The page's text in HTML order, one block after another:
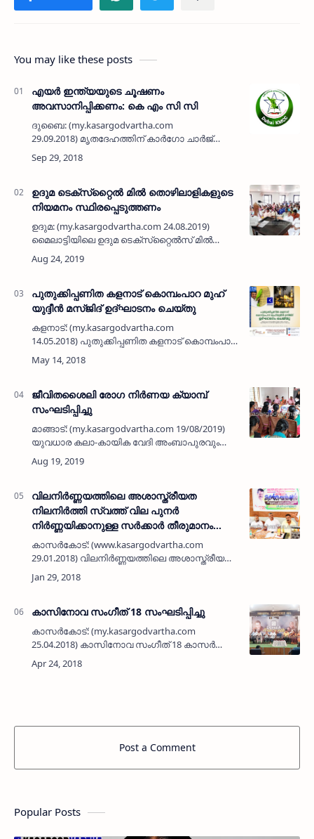
You may like these posts
എയര്‍ ഇന്ത്യയുടെ ചൂഷണം
അവസാനിപ്പിക്കണം: കെ എം സി സി
ദുബൈ: (my.kasargodvartha.com
29.09.2018) മൃതദേഹത്തിന് കാര്‍ഗോ ചാര്‍ജ്
ഇരട്ടിയായി വര്‍ദ്ധിപ്പിച്ചു കൊണ്ട് എയര്‍ ഇന്ത്യ
പ്രവാസികളെ കൊള്ളയടിക്കുകയാണെന്നും ഈ
ഉദുമ ടെക്‌സ്‌റ്റൈല്‍ മില്‍ തൊഴിലാളികളുടെ
നിയമനം സ്ഥിരപ്പെടുത്തണം
ഉദുമ: (my.kasargodvartha.com 24.08.2019)
മൈലാട്ടിയിലെ ഉദുമ ടെക്‌സ്‌റ്റൈല്‍സ് മില്‍
തൊഴിലാളികളുടെ നിയമനം
സ്ഥിരപ്പെടുത്തണമെന്ന് സിഐടിയു ഉദുമ
തൊഴിലാളികള…
പുതുക്കിപ്പണിത കളനാട് കൊമ്പംപാറ മുഹ്
യുദ്ദീന്‍ മസ്ജിദ് ഉദ്ഘാടനം ചെയ്തു
കളനാട്: (my.kasargodvartha.com
14.05.2018) പുതുക്കിപ്പണിത കളനാട് കൊമ്പംപാറ
മുഹ് യുദ്ദീന്‍ മസ്ജിദ് ഉദ്ഘാടനം ചെയ്തു.
തിങ്കളാ്ച ളുഹ്‌റ് നിസ്‌കാരത്തിനു നേതൃത്വം
ജീവിതശൈലി രോഗ നിര്‍ണയ ക്യാമ്പ്
സംഘടിപ്പിച്ചു
മാങ്ങാട്: (my.kasargodvartha.com 19/08/2019)
യുവധാര കലാ-കായിക വേദി അംബാപുരവും
ജില്ലാ ആശുപത്രിയുടെ സഞ്ചരിക്കുന്ന ജീവിത
ശൈലി നിര്‍ണയ ക്ലിനിക്, കുടുംബാരോഗ്യ
വിലനിര്‍ണ്ണയത്തിലെ അശാസ്ത്രീയത
നിലനിര്‍ത്തി സ്വത്ത് വില പുനര്‍
നിര്‍ണ്ണയിക്കാനുള്ള സര്‍ക്കാര്‍ തീരുമാനം
പ്രതിഷേധാര്‍ഹം: റിയല്‍ എസ്റ്റേറ്റ്
ഏജന്‍സീസ് അസോസിയേഷന്‍
കാസര്‍കോട്: (www.kasargodvartha.com
29.01.2018) വിലനിര്‍ണ്ണയത്തിലെ അശാസ്ത്രീയത
നിലനിര്‍ത്തി സ്വത്ത് വില പുനര്‍
നിര്‍ണ്ണയിക്കാനുള്ള സര്‍ക്കാര്‍് തീരുമാനം
കാസിനോവ സംഗീത് 18 സംഘടിപ്പിച്ചു
കാസര്‍കോട്: (my.kasargodvartha.com
25.04.2018) കാസിനോവ സംഗീത് 18 കാസര്‍കോട്
മുനിസിപ്പല്‍ കോണ്‍ഫറന്‍സ് ഹാളില്‍ നടന്നു.
പ്രസ്തുത പരിപാടിയുടെ ഉദ്ഘാടനം കാസര്‍കോട്
Post a Comment
Popular Posts